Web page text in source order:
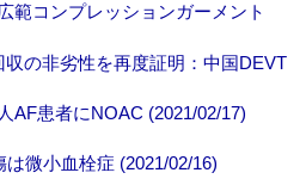
範コンプレッションガーメント
の非劣性を再度証明：中国DEVT
AF患者にNOAC (2021/02/17)
微小血栓症 (2021/02/16)